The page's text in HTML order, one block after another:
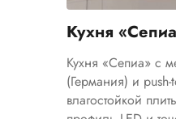
Кухня
Кухня «Сепиа» с
(Германия) и
влагостойкой